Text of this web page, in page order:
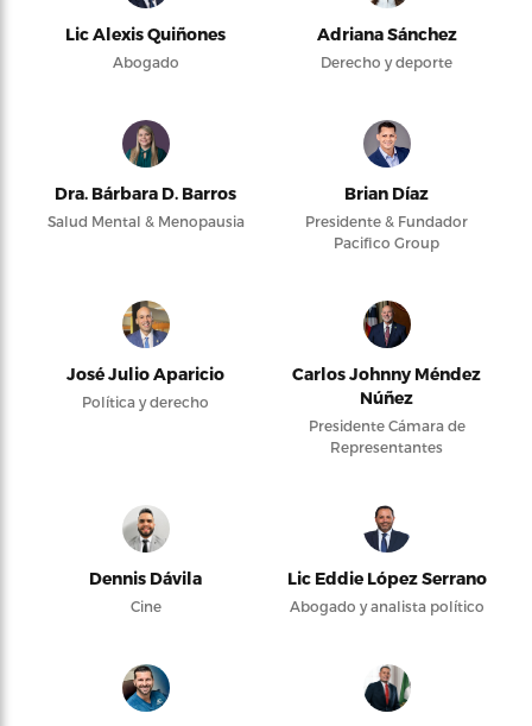
Lic Alexis Quiñones
Abogado
Adriana Sánchez
Derecho y deporte
Dra. Bárbara D. Barros
Salud Mental & Menopausia
Brian Díaz
Presidente & Fundador
Pacifico Group
José Julio Aparicio
Política y derecho
Carlos Johnny Méndez
Núñez
Presidente Cámara de
Representantes
Dennis Dávila
Cine
Lic Eddie López Serrano
Abogado y analista político